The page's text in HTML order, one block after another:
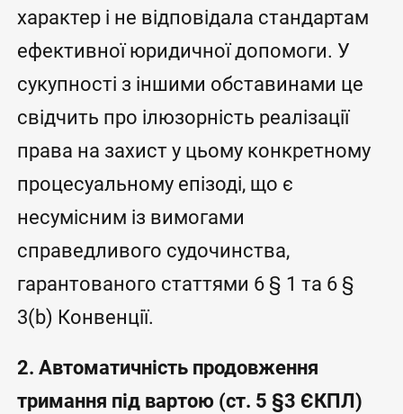
характер і не відповідала стандартам
ефективної юридичної допомоги. У
сукупності з іншими обставинами це
свідчить про ілюзорність реалізації
права на захист у цьому конкретному
процесуальному епізоді, що є
несумісним із вимогами
справедливого судочинства,
гарантованого статтями 6 § 1 та 6 §
3(b) Конвенції.
2. Автоматичність продовження
тримання під вартою (ст. 5 §3 ЄКПЛ)